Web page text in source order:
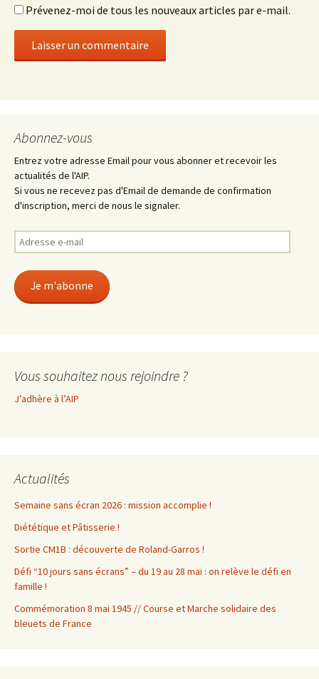
Prévenez-moi de tous les nouveaux articles par e-mail.
Abonnez-vous
Entrez votre adresse Email pour vous abonner et recevoir les
actualités de l'AIP.
Si vous ne recevez pas d'Email de demande de confirmation
d'inscription, merci de nous le signaler.
Adresse
e-
Je m'abonne
Vous souhaitez nous rejoindre ?
J’adhère à l’AIP
Actualités
Semaine sans écran 2026 : mission accomplie !
Diététique et Pâtisserie !
Sortie CM1B : découverte de Roland-Garros !
Défi “10 jours sans écrans” – du 19 au 28 mai : on relève le défi en
famille !
Commémoration 8 mai 1945 // Course et Marche solidaire des
bleuets de France